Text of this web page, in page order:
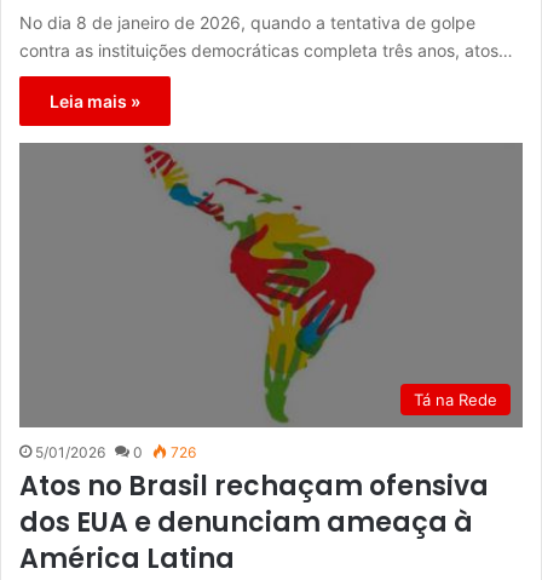
No dia 8 de janeiro de 2026, quando a tentativa de golpe
contra as instituições democráticas completa três anos, atos…
Leia mais »
Tá na Rede
5/01/2026 0 726
Atos no Brasil rechaçam ofensiva
dos EUA e denunciam ameaça à
América Latina